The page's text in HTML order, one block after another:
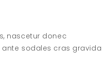
nascetur donec
sodales cras gravida